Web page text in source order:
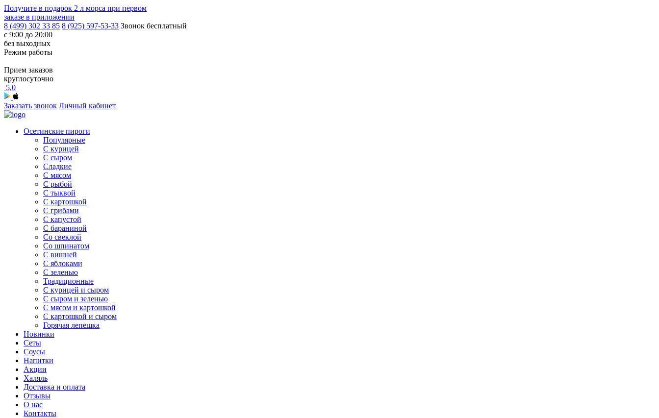
Получите в подарок 2 л морса при первом
заказе в приложении
8 (499) 302 33 85 8 (925) 597-53-33 Звонок бесплатный
с 9:00 до 20:00
без выходных
Режим работы
Прием заказов
круглосуточно
5,0
Заказать звонок Личный кабинет
Осетинские пироги
Популярные
С курицей
С сыром
Сладкие
С мясом
С рыбой
С тыквой
С картошкой
С грибами
С капустой
C бараниной
Со свеклой
Со шпинатом
С вишней
С яблоками
С зеленью
Традиционные
С курицей и сыром
С сыром и зеленью
С мясом и картошкой
С картошкой и сыром
Горячая лепешка
Новинки
Сеты
Соусы
Напитки
Акции
Халяль
Доставка и оплата
Отзывы
О нас
Контакты